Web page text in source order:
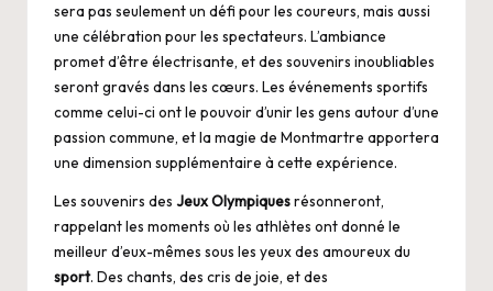
sera pas seulement un défi pour les coureurs, mais aussi
une célébration pour les spectateurs. L’ambiance
promet d’être électrisante, et des souvenirs inoubliables
seront gravés dans les cœurs. Les événements sportifs
comme celui-ci ont le pouvoir d’unir les gens autour d’une
passion commune, et la magie de Montmartre apportera
une dimension supplémentaire à cette expérience.
Les souvenirs des Jeux Olympiquesrésonneront,
rappelant les moments où les athlètes ont donné le
meilleur d’eux-mêmes sous les yeux des amoureux du
sport. Des chants, des cris de joie, et des